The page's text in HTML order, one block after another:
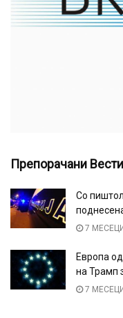
Препорачани Вести
Со
7 МЕСЕЦИ
Европа
на Трамп
7 МЕСЕЦИ